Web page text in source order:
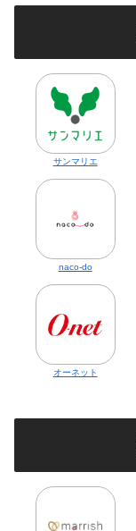
サンマリエ
naco-do
オーネット